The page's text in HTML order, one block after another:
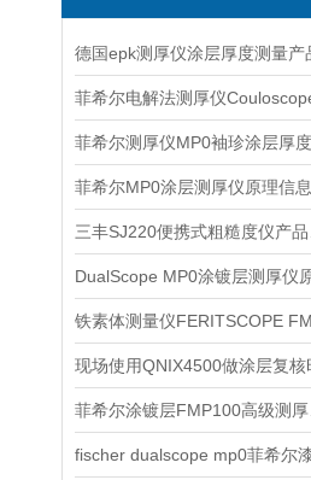
菲希尔MP0涂层测厚仪原理信息